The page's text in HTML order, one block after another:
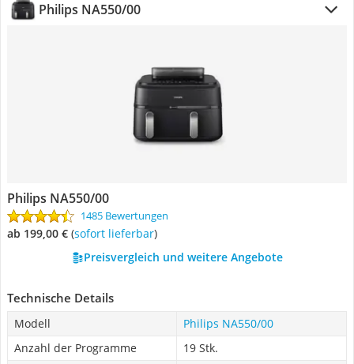
Philips NA550/00
Philips NA550/00
1485 Bewertungen
ab 199,00 € ( Sofort lieferbar)
Preisvergleich und weitere Angebote
Technische Details
Modell
Philips NA550/00
Anzahl der Programme
19 Stk.